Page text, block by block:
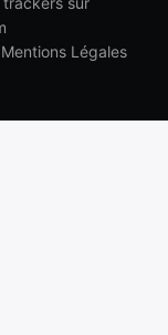
Mentions Légales